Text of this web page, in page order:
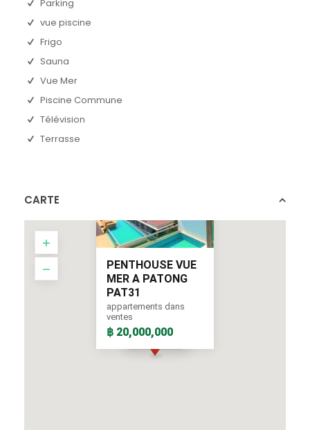
Parking
vue piscine
Frigo
Sauna
Vue Mer
Piscine Commune
Télévision
Terrasse
CARTE
฿ 20,000,000
PENTHOUSE VUE
MER A PATONG
PAT31
appartements dans
ventes
฿ 20,000,000